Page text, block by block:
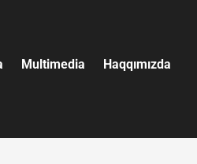
Multimedia
Haqqımızda